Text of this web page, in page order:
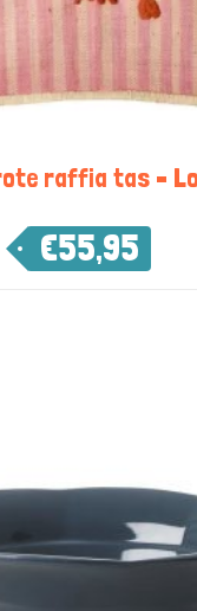
raffia tas –
€55,95